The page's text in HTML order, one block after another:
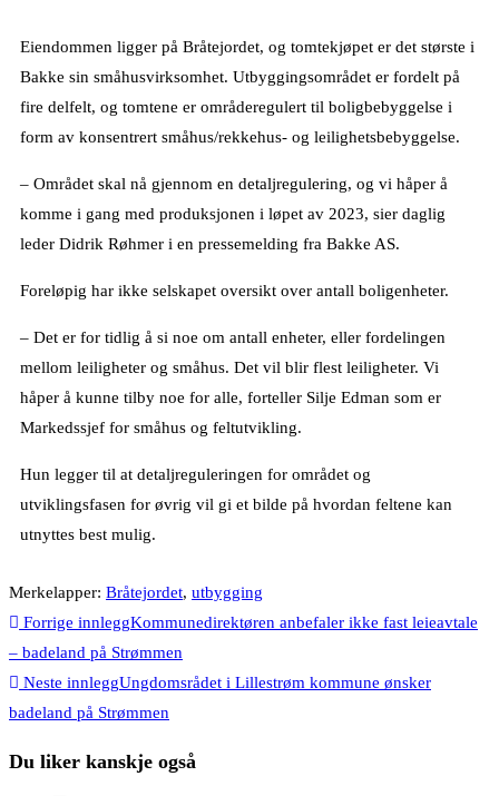
Eiendommen ligger på Bråtejordet, og tomtekjøpet er det største i
Bakke sin småhusvirksomhet. Utbyggingsområdet er fordelt på
fire delfelt, og tomtene er områderegulert til boligbebyggelse i
form av konsentrert småhus/rekkehus- og leilighetsbebyggelse.
– Området skal nå gjennom en detaljregulering, og vi håper å
komme i gang med produksjonen i løpet av 2023, sier daglig
leder Didrik Røhmer i en pressemelding fra Bakke AS.
Foreløpig har ikke selskapet oversikt over antall boligenheter.
– Det er for tidlig å si noe om antall enheter, eller fordelingen
mellom leiligheter og småhus. Det vil blir flest leiligheter. Vi
håper å kunne tilby noe for alle, forteller Silje Edman som er
Markedssjef for småhus og feltutvikling.
Hun legger til at detaljreguleringen for området og
utviklingsfasen for øvrig vil gi et bilde på hvordan feltene kan
utnyttes best mulig.
Merkelapper: Bråtejordet, utbygging
Forrige innleggKommunedirektøren anbefaler ikke fast leieavtale
– badeland på Strømmen
Neste innleggUngdomsrådet i Lillestrøm kommune ønsker
badeland på Strømmen
Du liker kanskje også